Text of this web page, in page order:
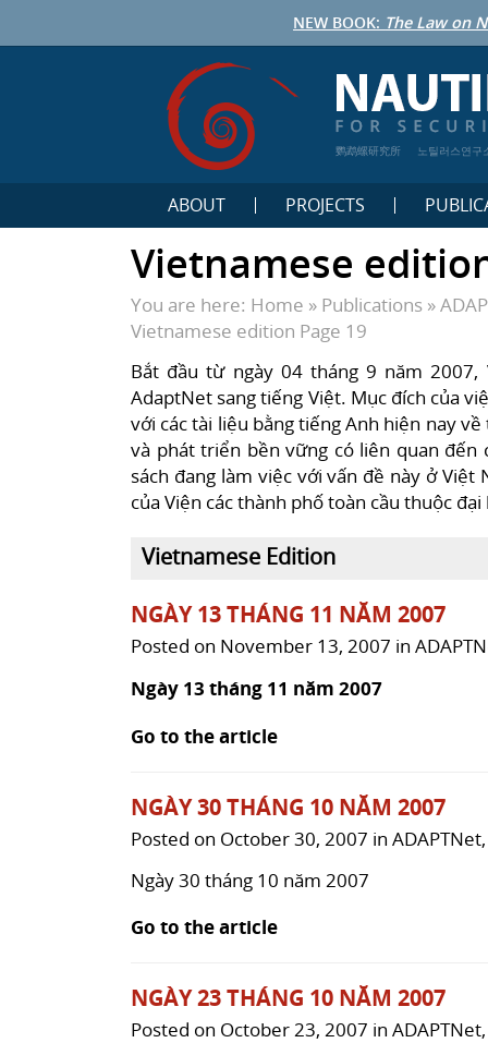
NEW BOOK: The Law on
鹦鹉螺研究所 노틸러스연구
ABOUT PROJECTS
Vietnamese
You are here: Home » Publications »
Vietnamese edition Page 19
Bắt đầu từ ngày 04 tháng 9 năm 2007,
AdaptNet sang tiếng Việt. Mục đích của
với các tài liệu bằng tiếng Anh hiện nay
và phát triển bền vững có liên quan đến
sách đang làm việc với vấn đề này ở
của Viện các thành phố toàn cầu thuộc
Vietnamese Edition
NGÀY 13 THÁNG 11 NĂM 2007
Posted on November 13, 2007 in
Ngày 13 tháng 11 năm 2007
Go to the article
NGÀY 30 THÁNG 10 NĂM 2007
Posted on October 30, 2007 in ADAPTNet
Ngày 30 tháng 10 năm 2007
Go to the article
NGÀY 23 THÁNG 10 NĂM 2007
Posted on October 23, 2007 in ADAPTNet